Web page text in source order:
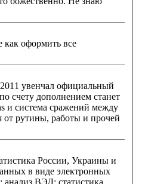
счету дополнением станет
и система сражений между
в виде электронных